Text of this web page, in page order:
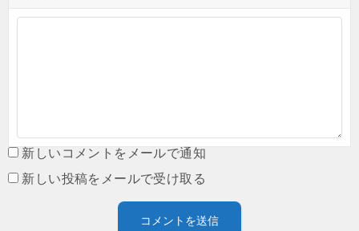
新しいコメントをメールで通知
新しい投稿をメールで受け取る